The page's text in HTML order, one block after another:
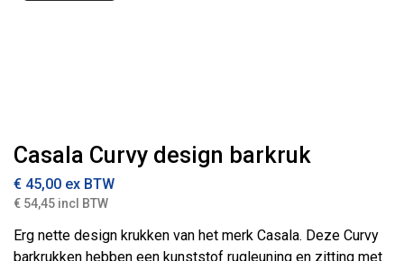
Casala Curvy design barkruk
€ 45,00 ex BTW
€ 54,45 incl BTW
Erg nette design krukken van het merk Casala. Deze Curvy
barkrukken hebben een kunststof rugleuning en zitting met